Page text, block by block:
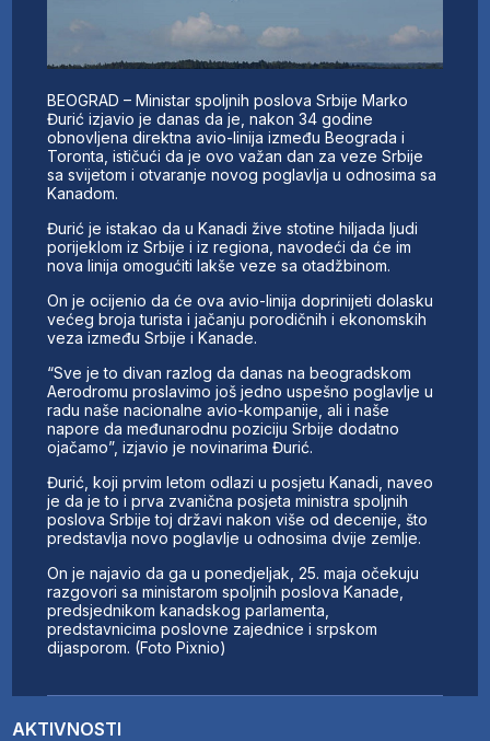
AKTIVNOSTI
BEOGRAD – Ministar spoljnih poslova Srbije Marko
Đurić izjavio je danas da je, nakon 34 godine
obnovljena direktna avio-linija između Beograda i
Toronta, ističući da je ovo važan dan za veze Srbije
sa svijetom i otvaranje novog poglavlja u odnosima sa
Kanadom.
Đurić je istakao da u Kanadi žive stotine hiljada ljudi
porijeklom iz Srbije i iz regiona, navodeći da će im
nova linija omogućiti lakše veze sa otadžbinom.
On je ocijenio da će ova avio-linija doprinijeti dolasku
većeg broja turista i jačanju porodičnih i ekonomskih
veza između Srbije i Kanade.
“Sve je to divan razlog da danas na beogradskom
Aerodromu proslavimo još jedno uspešno poglavlje u
radu naše nacionalne avio-kompanije, ali i naše
napore da međunarodnu poziciju Srbije dodatno
ojačamo”, izjavio je novinarima Đurić.
Đurić, koji prvim letom odlazi u posjetu Kanadi, naveo
je da je to i prva zvanična posjeta ministra spoljnih
poslova Srbije toj državi nakon više od decenije, što
predstavlja novo poglavlje u odnosima dvije zemlje.
On je najavio da ga u ponedjeljak, 25. maja očekuju
razgovori sa ministarom spoljnih poslova Kanade,
predsjednikom kanadskog parlamenta,
predstavnicima poslovne zajednice i srpskom
dijasporom. (Foto Pixnio)